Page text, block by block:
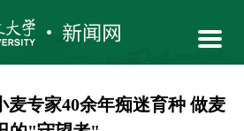
麦专家40余年痴迷育种 做麦